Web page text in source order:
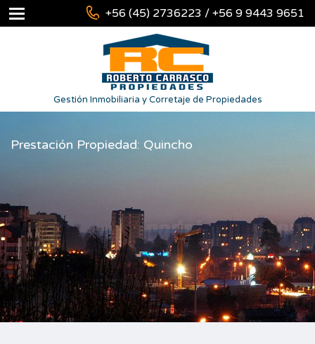
+56 (45) 2736223 / +56 9 9443 9651
Gestión Inmobiliaria y Corretaje de Propiedades
Prestación Propiedad: Quincho